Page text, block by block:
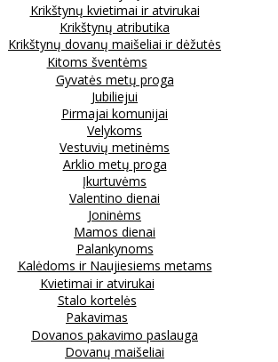
Krikštynų kvietimai ir atvirukai
Krikštynų atributika
Krikštynų dovanų maišeliai ir dėžutės
Kitoms šventėms
Gyvatės metų proga
Jubiliejui
Pirmajai komunijai
Velykoms
Vestuvių metinėms
Arklio metų proga
Įkurtuvėms
Valentino dienai
Joninėms
Mamos dienai
Palankynoms
Kalėdoms ir Naujiesiems metams
Kvietimai ir atvirukai
Stalo kortelės
Pakavimas
Dovanos pakavimo paslauga
Dovanų maišeliai